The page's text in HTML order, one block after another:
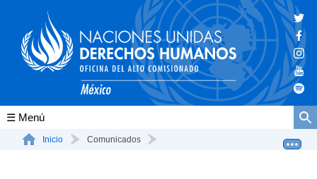
Conócenos
Inicio Comunicados